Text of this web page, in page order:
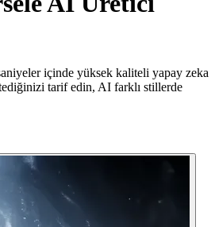
içinde yüksek kaliteli yapay zeka
tarif edin, AI farklı stillerde